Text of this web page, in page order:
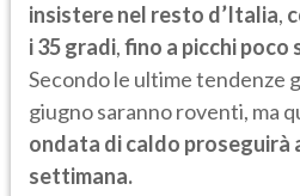
insistere nel resto d’Italia,
i 35 gradi,fino a picchi poco
Secondo le ultime tendenze
giugno saranno roventi, ma
ondata di caldo proseguirà
settimana.